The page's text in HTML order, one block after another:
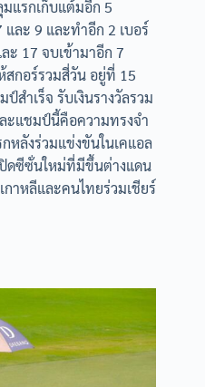
แรกเก็บแต้มอีก 5
และ 9 และทำอีก 2 เบอร์
ะ 17 จบเข้ามาอีก 7
สกอร์รวมสี่วัน อยู่ที่ 15
สำเร็จ รับเงินรางวัลรวม
ะแชมป์นี้คือความทรงจำ
หลังร่วมแข่งขันในเคแอล
ดซีซั่นใหม่ที่มีขึ้นต่างแดน
าหลีและคนไทยร่วมเชียร์